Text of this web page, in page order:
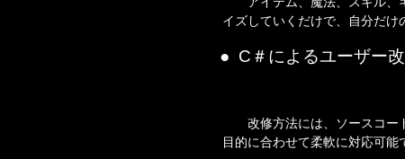
イズしていくだけで、自分だけ
●  C＃によるユーザー
改修方法には、ソースコード
目的に合わせて柔軟に対応可能